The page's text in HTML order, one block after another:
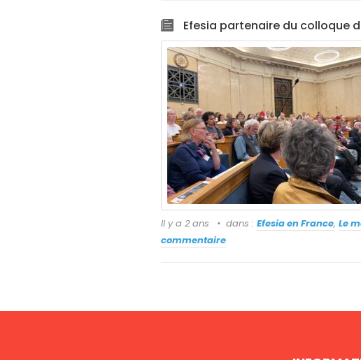
Efesia partenaire du colloque
Il y a 2 ans dans :Efesia en France,Le
commentaire